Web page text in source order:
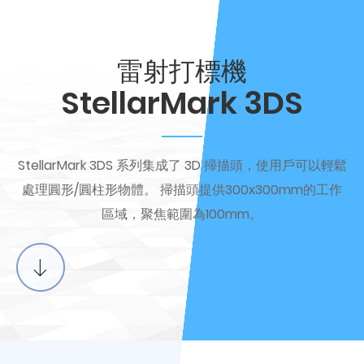
雷射打標機
StellarMark 3DS
StellarMark 3DS 系列集成了 3D 掃描頭，使用戶可以輕鬆
處理圓形/圓柱形物體。 掃描頭提供300x300mm的工作
區域，聚焦範圍為100mm。